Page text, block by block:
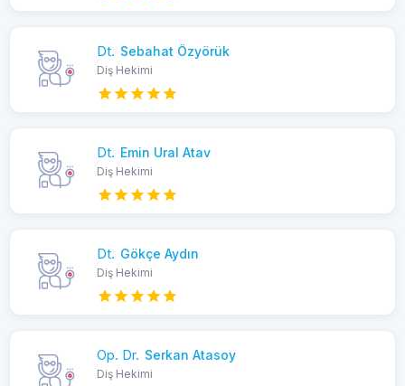
Dt. Sebahat Özyörük
Diş Hekimi
Dt. Emin Ural Atav
Diş Hekimi
Dt. Gökçe Aydın
Diş Hekimi
Op. Dr. Serkan Atasoy
Diş Hekimi